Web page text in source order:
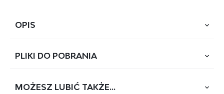
OPIS
wymiary: 62/58/85/48 cm, materiał: tkanina velvet -
kolor: popielaty BLUVEL#14 / złoty
PLIKI DO POBRANIA
K-551 (BR-034)
MOŻESZ LUBIĆ TAKŻE...